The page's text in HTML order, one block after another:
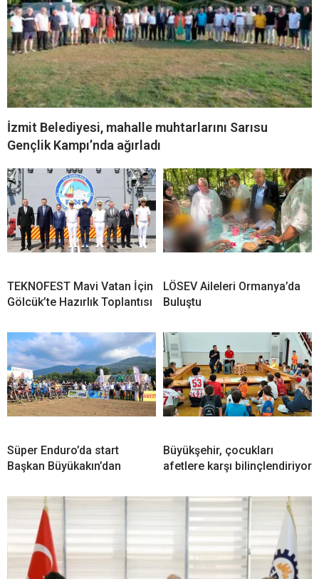
İzmit Belediyesi, mahalle muhtarlarını Sarısu
Gençlik Kampı’nda ağırladı
TEKNOFEST Mavi Vatan İçin
Gölcük’te Hazırlık Toplantısı
LÖSEV Aileleri Ormanya’da
Buluştu
Süper Enduro’da start
Başkan Büyükakın’dan
Büyükşehir, çocukları
afetlere karşı bilinçlendiriyor